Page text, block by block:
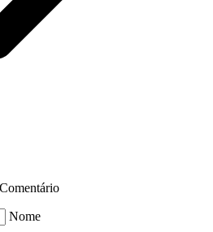
Comentário
Nome